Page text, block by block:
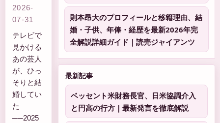
2026-
07-31
テレビで
見かける
あの芸人
が、ひっ
そりと結
婚してい
た
──2025
則本昂大のプロフィールと移籍理由、結
婚・子供、年俸・経歴を最新2026年完
全解説詳細ガイド｜読売ジャイアンツ
最新記事
ベッセント米財務長官、日米協調介入
と円高の行方｜最新発言を徹底解説